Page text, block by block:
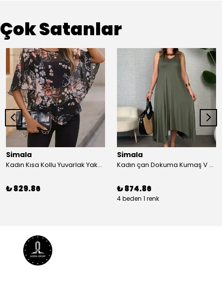
Çok Satanlar
Simala
Kadın Kısa Kollu Yuvarlak Yaka çiçek Baskılı Asimetrik Kesim şifon Bluz
₺ 829.86
Simala
Kadın çan Dokuma Kumaş V Yaka Asimetrik Kesim Elbise
₺ 874.86
4 beden 1 renk